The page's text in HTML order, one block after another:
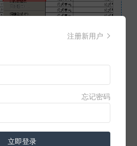
字
击数据页，然后点击上方 数
录入单位名称、年、月；
注册新用户 
忘记密码
立即登录